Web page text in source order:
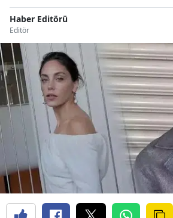
Haber Editörü
Editör